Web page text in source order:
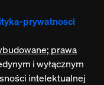
prywatnosci
prawa
i wyłącznym
intelektualnej